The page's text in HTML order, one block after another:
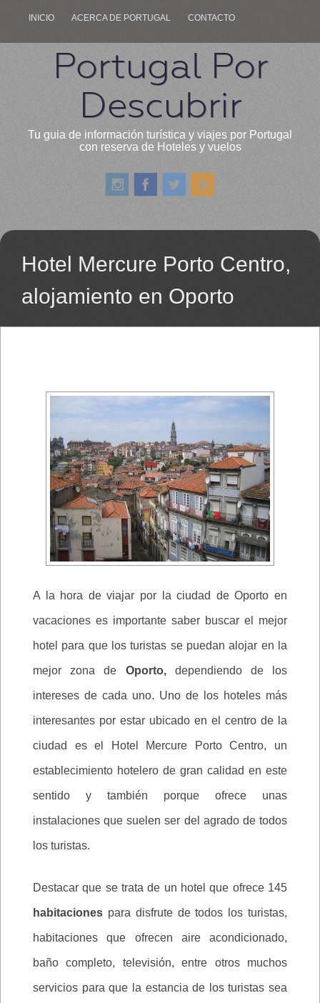
INICIO ACERCA DE PORTUGAL CONTACTO
Portugal Por
Descubrir
Tu guia de información turística y viajes por Portugal
con reserva de Hoteles y vuelos
Hotel Mercure Porto Centro,
alojamiento en Oporto
A la hora de viajar por la ciudad de Oporto en
vacaciones es importante saber buscar el mejor
hotel para que los turistas se puedan alojar en la
mejor zona de Oporto,dependiendo de los
intereses de cada uno. Uno de los hoteles más
interesantes por estar ubicado en el centro de la
ciudad es el Hotel Mercure Porto Centro, un
establecimiento hotelero de gran calidad en este
sentido y también porque ofrece unas
instalaciones que suelen ser del agrado de todos
los turistas.
Destacar que se trata de un hotel que ofrece 145
habitaciones para disfrute de todos los turistas,
habitaciones que ofrecen aire acondicionado,
baño completo, televisión, entre otros muchos
servicios para que la estancia de los turistas sea